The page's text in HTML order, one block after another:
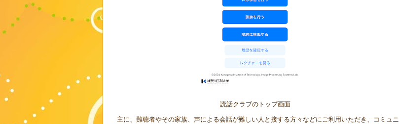
読話クラブのトップ画面
主に、難聴者やその家族、声による会話が難しい人と接する方々などにご利用いただき、コミュニ